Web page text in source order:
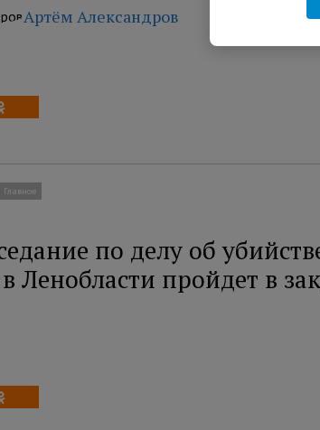
Артём Александров
Главное
по делу об
Ленобласти пройдет в